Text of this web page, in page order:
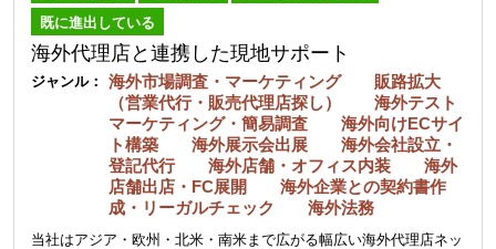
既に進出している
海外代理店と連携した現地サポート
ジャンル：
海外市場調査・マーケティング 販路拡大
（営業代行・販売代理店探し） 海外テスト
マーケティング・簡易調査 海外向けECサイ
ト構築 海外展示会出展 海外会社設立・
登記代行 海外店舗・オフィス内装 海外
店舗出店・FC展開 海外企業との契約書作
成・リーガルチェック 海外法務
当社はアジア・欧州・北米・南米まで広がる幅広い海外代理店ネッ